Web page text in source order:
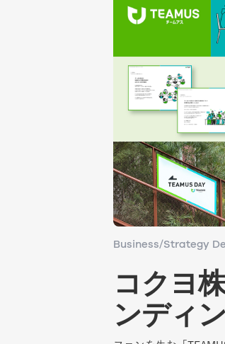
Business/Strategy
コクヨ
ンディ
Business/Strategy
コクヨ
ンディ